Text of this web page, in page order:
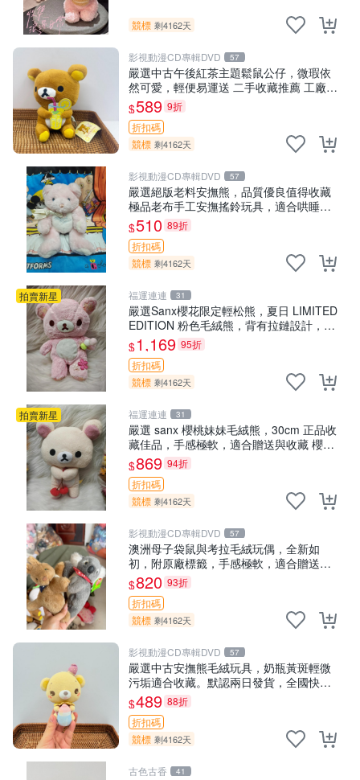
競標 剩4162天
影視動漫CD專輯DVD 57
嚴選中古午後紅茶主題鬆鼠公仔，微瑕依
然可愛，輕便易運送 二手收藏推薦 工廠直
營 快遞到府 中古 玩偶 公仔
$589 9折
折扣碼
競標 剩4162天
影視動漫CD專輯DVD 57
嚴選絕版老料安撫熊，品質優良值得收藏
極品老布手工安撫搖鈴玩具，適合哄睡寶
貝 超柔老料搖鈴熊，專為孩子設計的安心
伴護 推薦絕版老布製工藝搖鈴熊，可當作
童
$510 89折
折扣碼
競標 剩4162天
拍賣新星 福運連連 31
嚴選Sanx櫻花限定輕松熊，夏日 LIMITED
EDITION 粉色毛絨熊，背有拉鏈設計，肚
內填充豆袋，精致工藝呈現，狀態如新，
適合收藏與送人 櫻花、
$1,169 95折
折扣碼
競標 剩4162天
拍賣新星 福運連連 31
嚴選 sanx 櫻桃妹妹毛絨熊，30cm 正品收
藏佳品，手感極軟，適合贈送與收藏 櫻桃
妹妹、sanx、毛絨熊
$869 94折
折扣碼
競標 剩4162天
影視動漫CD專輯DVD 57
澳洲母子袋鼠與考拉毛絨玩偶，全新如
初，附原廠標籤，手感極軟，適合贈送親
朋好友。袋鼠與考拉正版，精緻尺寸，適
合作為收藏或家飾擺設，增添暖意。 母
子、袋鼠、
$820 93折
折扣碼
競標 剩4162天
影視動漫CD專輯DVD 57
嚴選中古安撫熊毛絨玩具，奶瓶黃斑輕微
污垢適合收藏。默認兩日發貨，全國快遞
隨機派送。 成色如圖可放心購買，輕微瑕
疵和臟污不影響使用。 安撫熊 中古玩偶
毛
$489 88折
折扣碼
競標 剩4162天
古色古香 41